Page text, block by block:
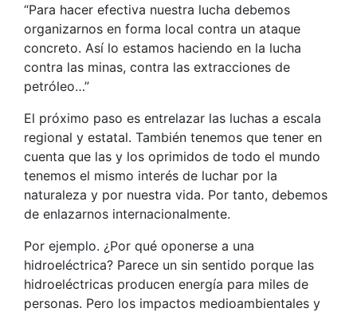
“Para hacer efectiva nuestra lucha debemos
organizarnos en forma local contra un ataque
concreto. Así lo estamos haciendo en la lucha
contra las minas, contra las extracciones de
petróleo…”
El próximo paso es entrelazar las luchas a escala
regional y estatal. También tenemos que tener en
cuenta que las y los oprimidos de todo el mundo
tenemos el mismo interés de luchar por la
naturaleza y por nuestra vida. Por tanto, debemos
de enlazarnos internacionalmente.
Por ejemplo. ¿Por qué oponerse a una
hidroeléctrica? Parece un sin sentido porque las
hidroeléctricas producen energía para miles de
personas. Pero los impactos medioambientales y